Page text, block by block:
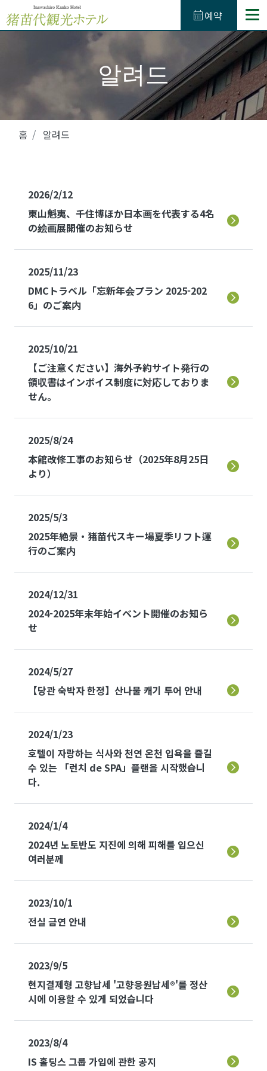
calendar_month예약
0242-62-4132
050-3623-4865
온천
관내시설
Language
알려드
홈 알려드
2026/2/12
東山魁夷、千住博ほか日本画を代表する4名
の絵画展開催のお知らせ
2025/11/23
DMCトラベル「忘新年会プラン 2025-202
6」のご案内
2025/10/21
【ご注意ください】海外予約サイト発行の
領収書はインボイス制度に対応しておりま
せん。
2025/8/24
本館改修工事のお知らせ（2025年8月25日
より）
2025/5/3
2025年絶景・猪苗代スキー場夏季リフト運
行のご案内
2024/12/31
2024-2025年末年始イベント開催のお知ら
せ
2024/5/27
【당관 숙박자 한정】산나물 캐기 투어 안내
2024/1/23
호텔이 자랑하는 식사와 천연 온천 입욕을 즐길
수 있는 「런치 de SPA」플랜을 시작했습니
다.
2024/1/4
2024년 노토반도 지진에 의해 피해를 입으신
여러분께
2023/10/1
전실 금연 안내
2023/9/5
현지결제형 고향납세 '고향응원납세®'를 정산
시에 이용할 수 있게 되었습니다
2023/8/4
IS 홀딩스 그룹 가입에 관한 공지